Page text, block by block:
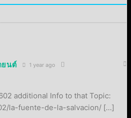
ยนต์ 1 year ago
additional Info to that Topic:
la-fuente-de-la-salvacion/ […]